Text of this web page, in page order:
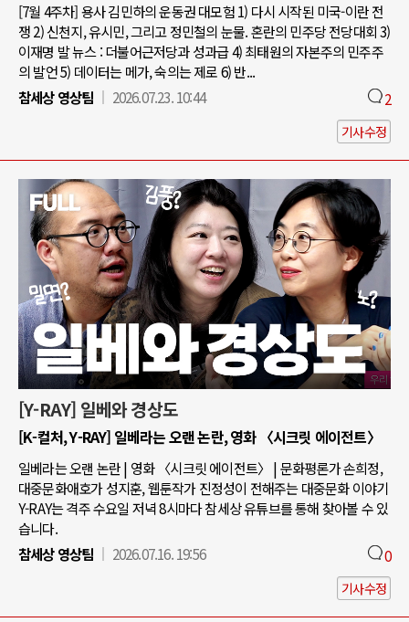
[7월 4주차] 용사 김민하의 운동권 대모험 1) 다시 시작된 미국-이란 전
쟁 2) 신천지, 유시민, 그리고 정민철의 눈물. 혼란의 민주당 전당대회 3)
이재명 발 뉴스 : 더불어근저당과 성과급 4) 최태원의 자본주의 민주주
의 발언 5) 데이터는 메가, 숙의는 제로 6) 반...
참세상 영상팀
2026.07.23. 10:44 2
기사수정
[Y-RAY] 일베와 경상도
[K-컬처, Y-RAY] 일베라는 오랜 논란, 영화 〈시크릿 에이전트〉
일베라는 오랜 논란 | 영화 〈시크릿 에이전트〉 | 문화평론가 손희정,
대중문화애호가 성지훈, 웹툰작가 진정성이 전해주는 대중문화 이야기
Y-RAY는 격주 수요일 저녁 8시마다 참세상 유튜브를 통해 찾아볼 수 있
습니다.
참세상 영상팀
2026.07.16. 19:56 0
기사수정